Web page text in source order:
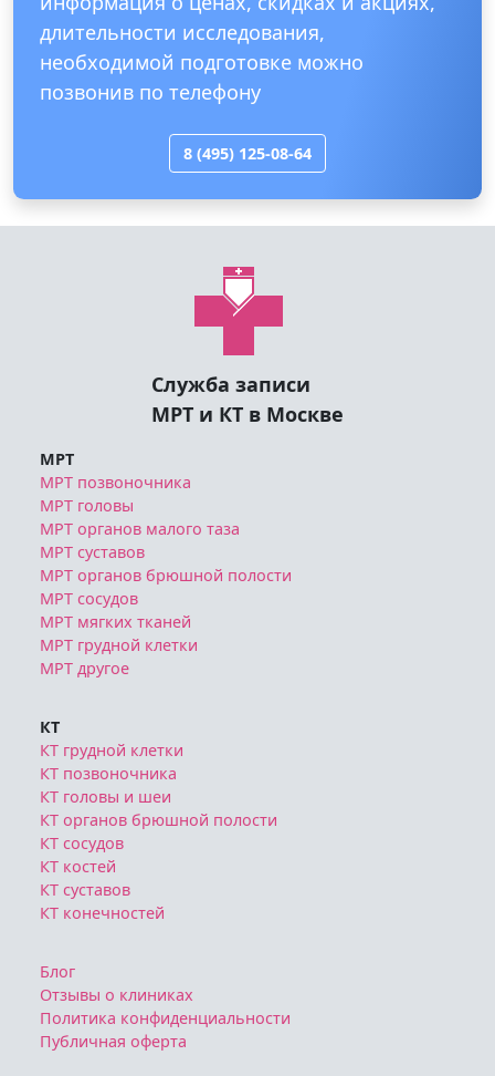
необходимой подготовке можно
позвонив по телефону
8 (495) 125-08-64
МРТ головы
МРТ органов малого таза
МРТ суставов
МРТ органов брюшной полости
МРТ сосудов
МРТ мягких тканей
МРТ грудной клетки
МРТ другое
КТ
КТ позвоночника
КТ головы и шеи
КТ органов брюшной полости
КТ сосудов
КТ костей
КТ суставов
КТ конечностей
Блог
Политика конфиденциальности
Публичная оферта